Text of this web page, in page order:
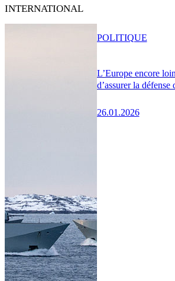
INTERNATIONAL
L’Europe encore
d’assurer la
26.01.2026
POLITIQUE